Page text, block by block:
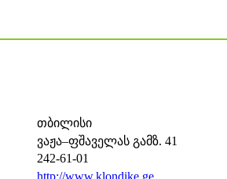
თბილისი
ვაჟა–ფშაველას გამზ. 41
242-61-01
http://www.klondike.ge